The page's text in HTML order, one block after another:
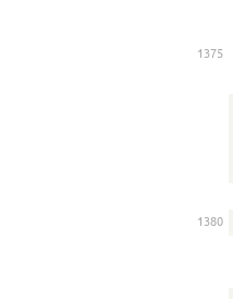
1375
1380